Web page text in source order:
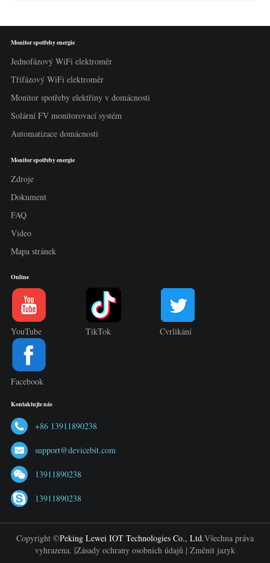
Monitor spotřeby energie
Jednofázový WiFi elektroměr
Třífázový WiFi elektroměr
Monitor spotřeby elektřiny v domácnosti
Solární FV monitorovací systém
Automatizace domácnosti
Monitor spotřeby energie
Zdroje
Dokument
FAQ
Video
Mapa stránek
Online
YouTube TikTok Cvrlikání
Facebook
Kontaktujte nás
+86 13911890238
support@devicebit.com
13911890238
13911890238
Copyright ©Peking Lewei IOT Technologies Co., Ltd.Všechna práva
vyhrazena. |Zásady ochrany osobních údajů | Změnit jazyk